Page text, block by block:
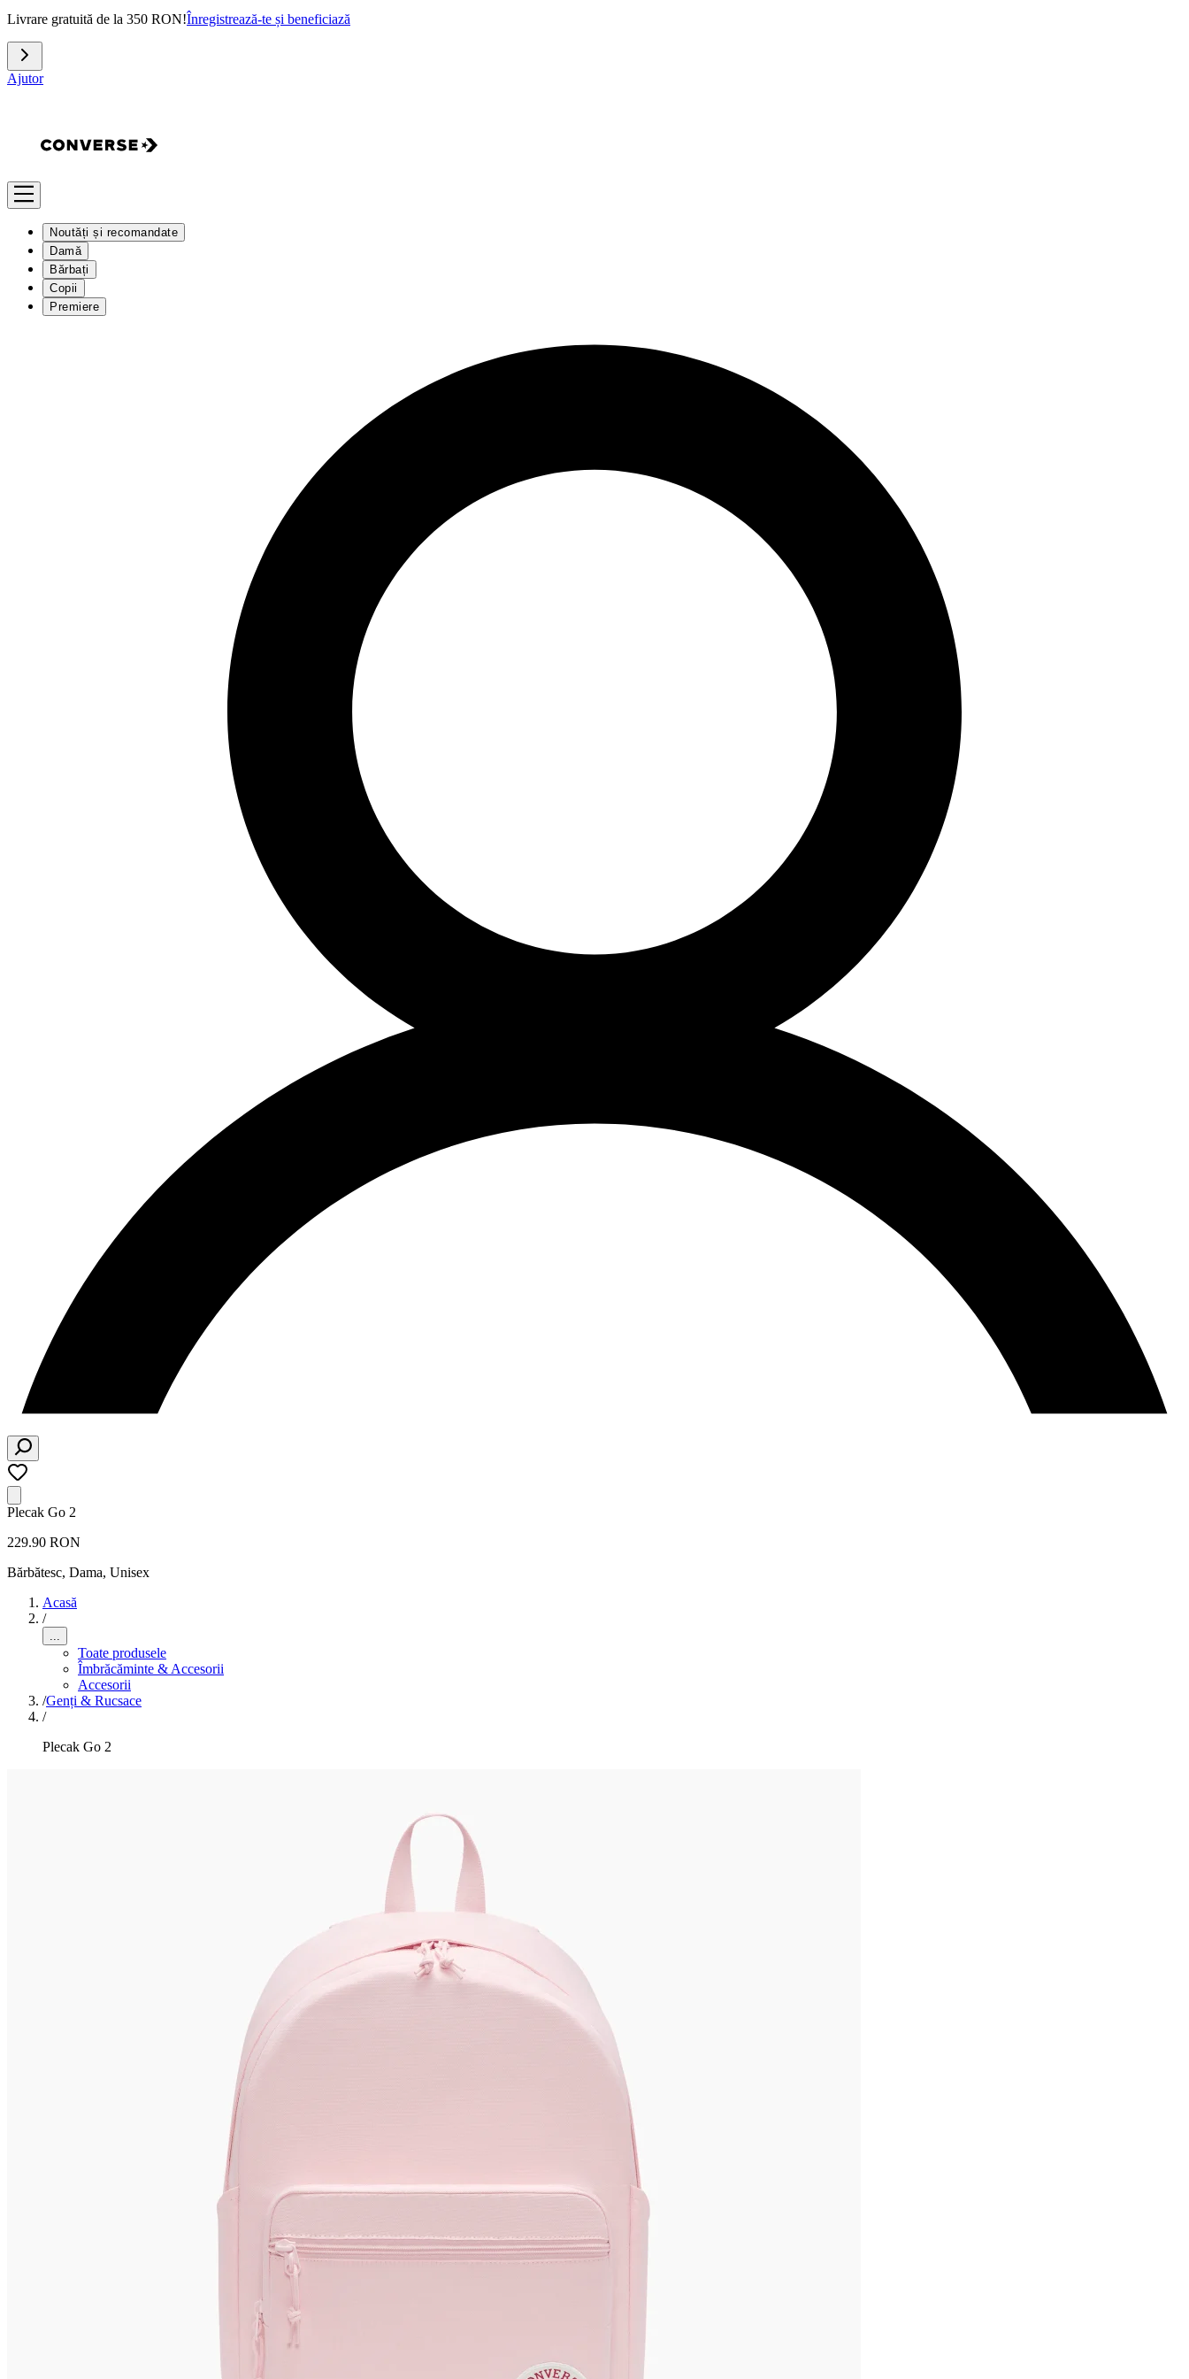
Livrare gratuită de la 350 RON!Înregistrează-te și beneficiază
Ajutor
Noutăți și recomandate
Damă
Bărbați
Copii
Premiere
Plecak Go 2
229.90 RON
Bărbătesc, Dama, Unisex
Acasă
/
...
Toate produsele
Îmbrăcăminte & Accesorii
Accesorii
/Genți & Rucsace
/
Plecak Go 2